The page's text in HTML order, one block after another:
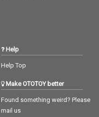
Help
Help Top
Make OTOTOY better
Found something weird? Please
mail us